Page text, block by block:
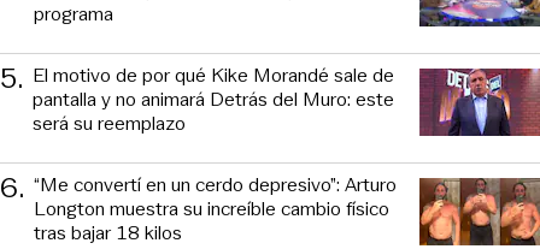
programa
5. El motivo de por qué Kike Morandé sale de
pantalla y no animará Detrás del Muro: este
será su reemplazo
6. “Me convertí en un cerdo depresivo”: Arturo
Longton muestra su increíble cambio físico
tras bajar 18 kilos